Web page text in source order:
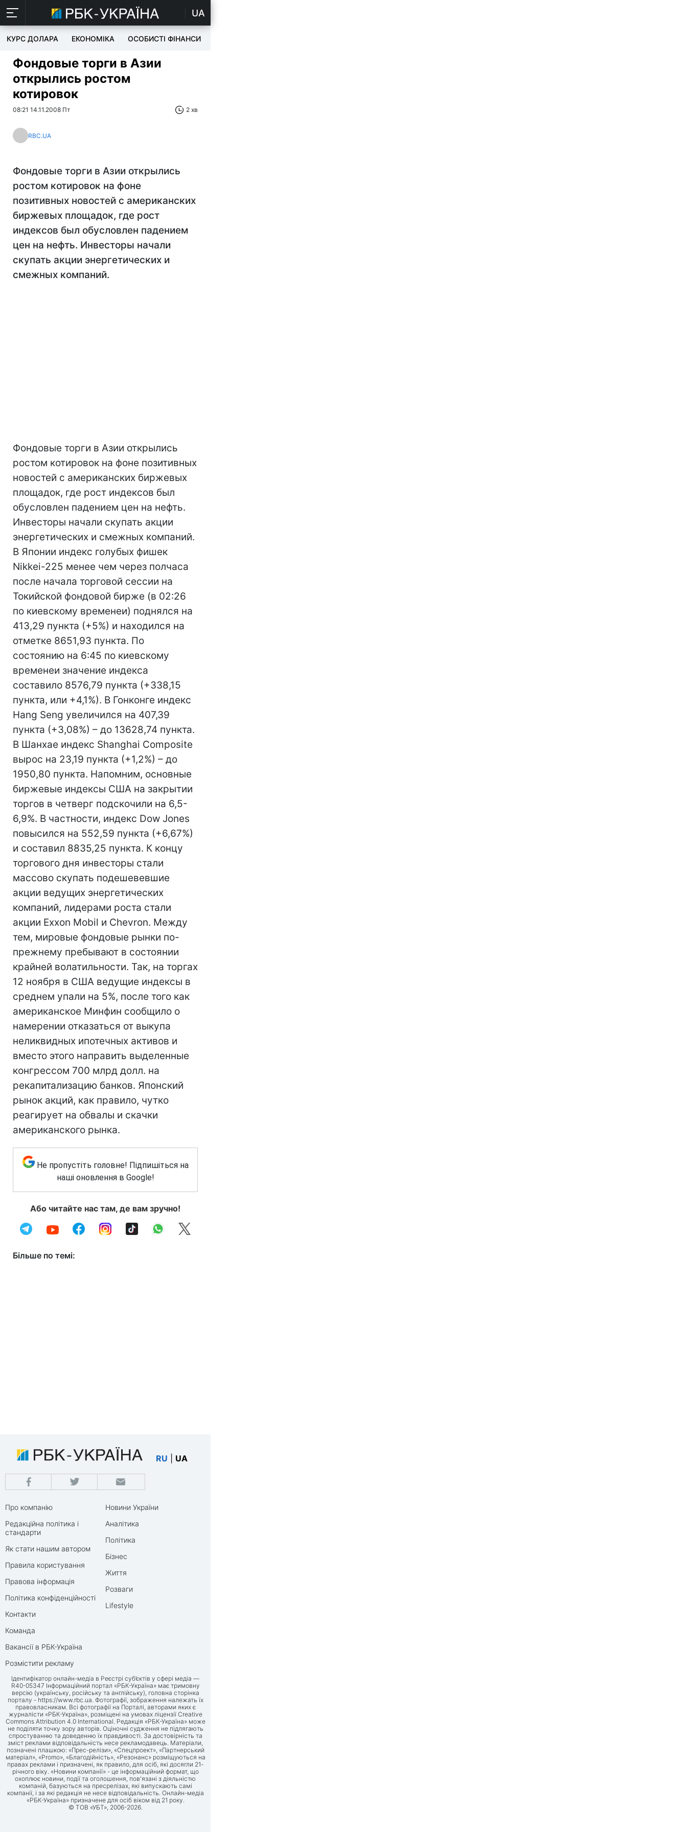
UA
КУРС ДОЛАРА ЕКОНОМІКА ОСОБИСТІ ФІНАНСИ
Фондовые торги в Азии
открылись ростом
котировок
08:21 14.11.2008 Пт 2 хв
RBC.UA
Фондовые торги в Азии открылись
ростом котировок на фоне
позитивных новостей с американских
биржевых площадок, где рост
индексов был обусловлен падением
цен на нефть. Инвесторы начали
скупать акции энергетических и
смежных компаний.
Фондовые торги в Азии открылись
ростом котировок на фоне позитивных
новостей с американских биржевых
площадок, где рост индексов был
обусловлен падением цен на нефть.
Инвесторы начали скупать акции
энергетических и смежных компаний.
В Японии индекс голубых фишек
Nikkei-225 менее чем через полчаса
после начала торговой сессии на
Токийской фондовой бирже (в 02:26
по киевскому временеи) поднялся на
413,29 пункта (+5%) и находился на
отметке 8651,93 пункта. По
состоянию на 6:45 по киевскому
временеи значение индекса
составило 8576,79 пункта (+338,15
пункта, или +4,1%). В Гонконге индекс
Hang Seng увеличился на 407,39
пункта (+3,08%) – до 13628,74 пункта.
В Шанхае индекс Shanghai Composite
вырос на 23,19 пункта (+1,2%) – до
1950,80 пункта. Напомним, основные
биржевые индексы США на закрытии
торгов в четверг подскочили на 6,5-
6,9%. В частности, индекс Dow Jones
повысился на 552,59 пункта (+6,67%)
и составил 8835,25 пункта. К концу
торгового дня инвесторы стали
массово скупать подешевевшие
акции ведущих энергетических
компаний, лидерами роста стали
акции Exxon Mobil и Chevron. Между
тем, мировые фондовые рынки по-
прежнему пребывают в состоянии
крайней волатильности. Так, на торгах
12 ноября в США ведущие индексы в
среднем упали на 5%, после того как
американское Минфин сообщило о
намерении отказаться от выкупа
неликвидных ипотечных активов и
вместо этого направить выделенные
конгрессом 700 млрд долл. на
рекапитализацию банков. Японский
рынок акций, как правило, чутко
реагирует на обвалы и скачки
американского рынка.
Не пропустіть головне! Підпишіться на
наші оновлення в Google!
Або читайте нас там, де вам зручно!
Більше по темі:
RU UA
Про компанію
Редакційна політика і
стандарти
Як стати нашим автором
Правила користування
Правова інформація
Політика конфіденційності
Контакти
Команда
Вакансії в РБК-Україна
Розмістити рекламу
Новини України
Аналітика
Політика
Бізнес
Життя
Розваги
Lifestyle
Ідентифікатор онлайн-медіа в Реєстрі суб’єктів у сфері медіа —
R40-05347 Інформаційний портал «РБК-Україна» має тримовну
версію (українську, російську та англійську), головна сторінка
порталу - https://www.rbc.ua. Фотографії, зображення належать їх
правовласникам. Всі фотографії на Порталі, авторами яких є
журналісти «РБК-Україна», розміщені на умовах ліцензії Creative
Commons Attribution 4.0 International. Редакція «РБК-Україна» може
не поділяти точку зору авторів. Оціночні судження не підлягають
спростуванню та доведенню їх правдивості. За достовірність та
зміст реклами відповідальність несе рекламодавець. Матеріали,
позначені плашкою: «Прес-релізи», «Спецпроект», «Партнерський
матеріал», «Promo», «Благодійність», «Резонанс» розміщуються на
правах реклами і призначені, як правило, для осіб, які досягли 21-
річного віку. «Новини компанії» - це інформаційний формат, що
охоплює новини, події та оголошення, пов'язані з діяльністю
компаній, базуються на пресрелізах, які випускають самі
компанії, і за які редакція не несе відповідальність. Онлайн-медіа
«РБК-Україна» призначене для осіб віком від 21 року.
© ТОВ «УБТ», 2006-2026.